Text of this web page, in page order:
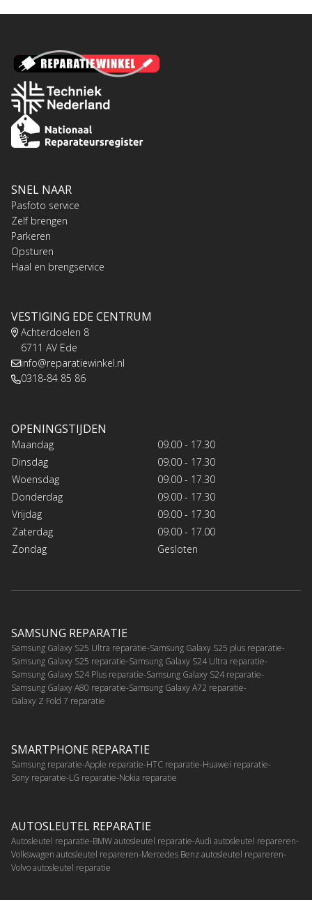
SNEL NAAR
Pasfoto service
Zelf brengen
Parkeren
Opsturen
Haal en brengservice
VESTIGING EDE CENTRUM
Achterdoelen 8
6711 AV Ede
info@reparatiewinkel.nl
0318-84 85 86
OPENINGSTIJDEN
Maandag
09.00 - 17.30
Dinsdag
09.00 - 17.30
Woensdag
09.00 - 17.30
Donderdag
09.00 - 17.30
Vrijdag
09.00 - 17.30
Zaterdag
09.00 - 17.00
Zondag
Gesloten
SAMSUNG REPARATIE
Samsung Galaxy S25 Ultra reparatie Samsung Galaxy S25 plus reparatie
Samsung Galaxy S25 reparatie Samsung Galaxy S24 Ultra reparatie
Samsung Galaxy S24 Plus reparatie Samsung Galaxy S24 reparatie
Samsung Galaxy A80 reparatie Samsung Galaxy A72 reparatie
Galaxy Z Fold 7 reparatie
SMARTPHONE REPARATIE
Samsung reparatie Apple reparatie HTC reparatie Huawei reparatie
Sony reparatie LG reparatie Nokia reparatie
AUTOSLEUTEL REPARATIE
Autosleutel reparatie BMW autosleutel reparatie Audi autosleutel repareren
Volkswagen autosleutel repareren Mercedes Benz autosleutel repareren
Volvo autosleutel reparatie